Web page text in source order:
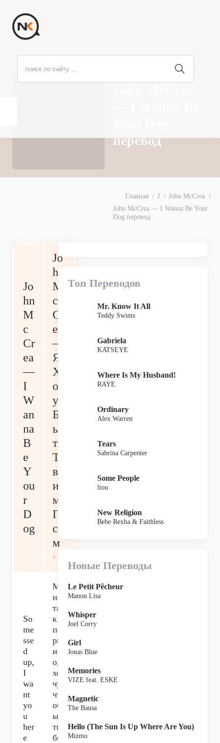
перевод
Главная J
John McCrea
John McCrea — I Wanna Be Your
Dog перевод
Jo
hn
M
c
Cr
ea
—
I
W
an
na
B
e
Y
ou
r
D
og
Jo
hn
M
c
Cr
ea
—
Я
Х
оч
у
Б
ы
ть
Т
во
и
м
П
со
м
↓
So
me
sse
d
up,
I
wa
nt
yo
u
her
e
М
не
та
к
па
рш
ив
о,
хо
чу,
чт
об
ы
ты
бы
Топ Переводов
Mr. Know It All
Teddy Swims
Gabriela
KATSEYE
Where Is My Husband!
RAYE
Ordinary
Alex Warren
Tears
Sabrina Carpenter
Some People
liou
New Religion
Bebe Rexha & Faithless
Новые Переводы
Le Petit Pêcheur
Manon Lisa
Whisper
Joel Corry
Girl
Jonas Blue
Memories
VIZE feat. ESKE
Magnetic
The Bausa
Hello (The Sun Is Up Where Are You)
Mizmo